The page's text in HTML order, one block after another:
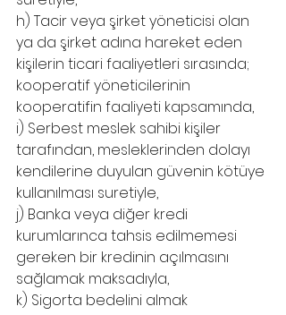
h) Tacir veya şirket yöneticisi olan
ya da şirket adına hareket eden
kişilerin ticari faaliyetleri sırasında;
kooperatif yöneticilerinin
kooperatifin faaliyeti kapsamında,
i) Serbest meslek sahibi kişiler
tarafından, mesleklerinden dolayı
kendilerine duyulan güvenin kötüye
kullanılması suretiyle,
j) Banka veya diğer kredi
kurumlarınca tahsis edilmemesi
gereken bir kredinin açılmasını
sağlamak maksadıyla,
k) Sigorta bedelini almak